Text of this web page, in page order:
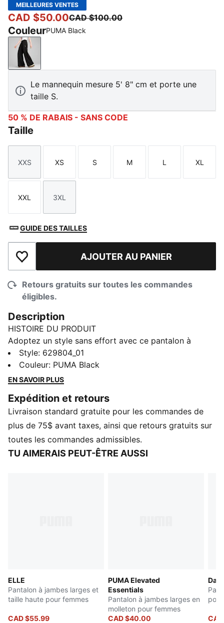
MEILLEURES VENTES
CAD $50.00CAD $100.00
CouleurPUMA Black
PUMA Black
Le mannequin mesure 5' 8" cm et porte une
taille S.
50 % DE RABAIS - SANS CODE
Taille
Taille
XXS
Taille
XS
Taille
S
Taille
M
Taille
L
Taille
XL
Taille
XXL
Taille
3XL
GUIDE DES TAILLES
Ajouter à la liste de souhaits
AJOUTER AU PANIER
Retours gratuits sur toutes les commandes
éligibles.
Description
HISTOIRE DU PRODUIT
Adoptez un style sans effort avec ce pantalon à
boutons-pression taille basse PUMA. Dotés d’une taille
élastiquée, de cordons de serrage ton sur ton et d’une
bande à boutons-pression pour une touche tendance,
nouveau favori pour toute sortie décontractée.
DÉTAILS
Coupe décontractée
Tissu en tricot
Longueur standard
Style: 629804_01
Couleur: PUMA Black
EN SAVOIR PLUS
Expédition et retours
Livraison standard gratuite pour les commandes de
plus de 75$ avant taxes, ainsi que retours gratuits sur
toutes les commandes admissibles.
TU AIMERAIS PEUT-ÊTRE AUSSI
ELLE
Pantalon à jambes larges et
taille haute pour femmes
CAD $55.99
PUMA Elevated
Essentials
Pantalon à jambes larges en
molleton pour femmes
CAD $40.00